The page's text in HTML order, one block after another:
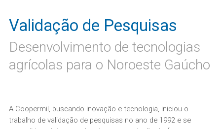
Validação de Pesquisas
Desenvolvimento de tecnologias
agrícolas para o Noroeste Gaúcho
A Coopermil, buscando inovação e tecnologia, iniciou o
trabalho de validação de pesquisas no ano de 1992 e se